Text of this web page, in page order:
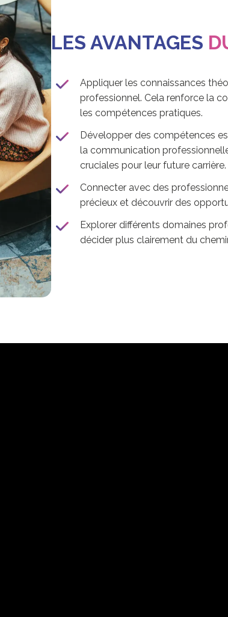
LES AVANTAGES
Appliquer les connaissances
professionnel. Cela renforce la
les compétences pratiques.
Développer des compétences
la communication
cruciales pour leur future carrière.
Connecter avec des
précieux et découvrir des
Explorer différents domaines
décider plus clairement du